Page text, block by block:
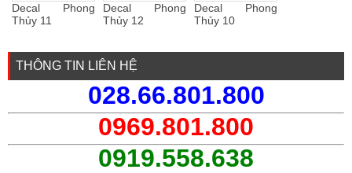
Decal Phong
Thủy 11
Decal Phong
Thủy 12
Decal Phong
Thủy 10
THÔNG TIN LIÊN HỆ
028.66.801.800
0969.801.800
0919.558.638